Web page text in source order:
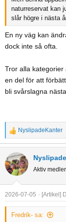
naturreservat kan
slår högre i nästa
En ny väg kan
dock inte så ofta.
Tror alla
en del för att
bli svårslagna
R
e
a
c
t
i
o
n
NyslipadeKanter
Aktiv
2026-07-05 [Artikel]
Fredrik- sa: